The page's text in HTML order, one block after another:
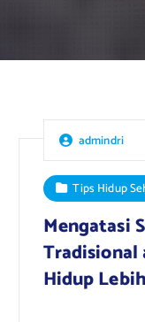
admindri
Tips Hidup
Mengatasi
Tradisional
Hidup